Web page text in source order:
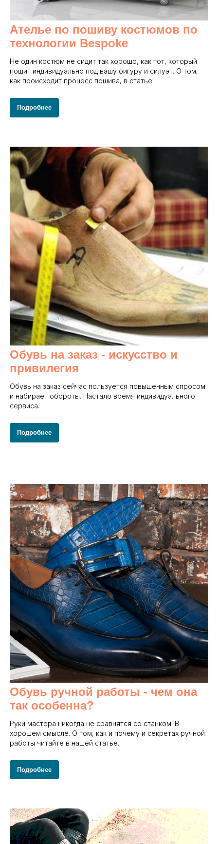
Ателье по пошиву костюмов по
технологии Bespoke
Не один костюм не сидит так хорошо, как тот, который
пошит индивидуально под вашу фигуру и силуэт. О том,
как происходит процесс пошива, в статье.
Подробнее
Обувь на заказ - искусство и
привилегия
Обувь на заказ сейчас пользуется повышенным спросом
и набирает обороты. Настало время индивидуального
сервиса.
Подробнее
Обувь ручной работы - чем она
так особенна?
Руки мастера никогда не сравнятся со станком. В
хорошем смысле. О том, как и почему и секретах ручной
работы читайте в нашей статье.
Подробнее